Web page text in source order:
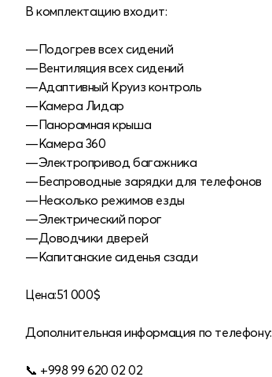
В комплектацию входит:
—Подогрев всех сидений
—Вентиляция всех сидений
—Адаптивный Круиз контроль
—Камера Лидар
—Панорамная крыша
—Камера 360
—Электропривод багажника
—Беспроводные зарядки для телефонов
—Несколько режимов езды
—Электрический порог
—Доводчики дверей
—Капитанские сиденья сзади
Цена:51 000$
Дополнительная информация по телефону:
📞 +998 99 620 02 02